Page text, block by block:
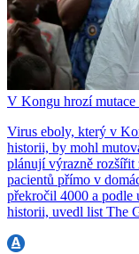
V Kongu hrozí mutace
Virus eboly, který v
historii, by mohl
plánují výrazně rozšířit
pacientů přímo v
překročil 4000 a podle
historii, uvedl list The